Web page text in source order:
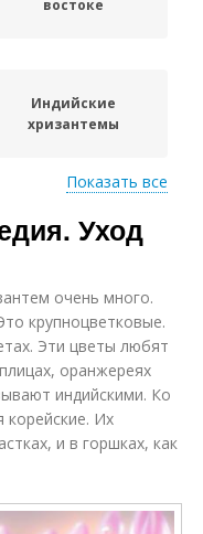
востоке
Индийские
хризантемы
на зиму
Морозостойкие
Показать все
Уход
очень много.
крупноцветковые.
Эти цветы любят
оранжереях
индийскими. Ко
корейские. Их
и в горшках, как